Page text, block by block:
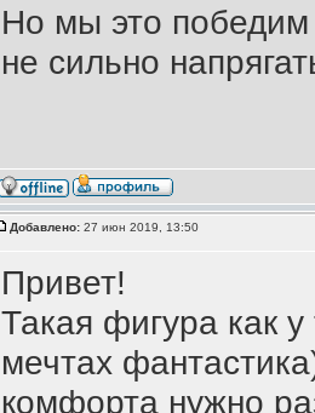
Но мы это
не сильно
Добавлено:27 июн 2019, 13:50
Привет!
Такая фигура как
мечтах
комфорта нужно